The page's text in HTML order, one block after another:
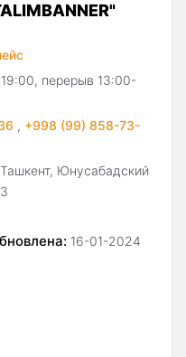
перерыв 13:00-
, +998 (99) 858-73-
Юнусабадский
16-01-2024